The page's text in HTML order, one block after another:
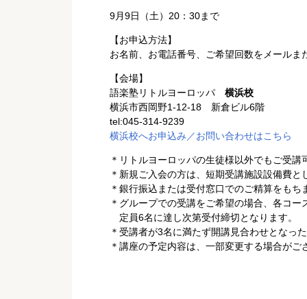
9月9日（土）20：30まで
【お申込方法】
お名前、お電話番号、ご希望回数をメール
【会場】
語楽塾リトルヨーロッパ 横浜校
横浜市西岡野1-12-18 新倉ビル6階
tel:045-314-9239
横浜校へお申込み／お問い合わせはこちら
＊リトルヨーロッパの生徒様以外でもご受講
＊新規ご入会の方は、短期受講施設設備費
＊銀行振込または受付窓口でのご精算をも
＊グループでの受講をご希望の場合、各コ
定員6名に達し次第受付締切となります。
＊受講者が3名に満たず開講見合わせとなっ
＊講座の予定内容は、一部変更する場合がご